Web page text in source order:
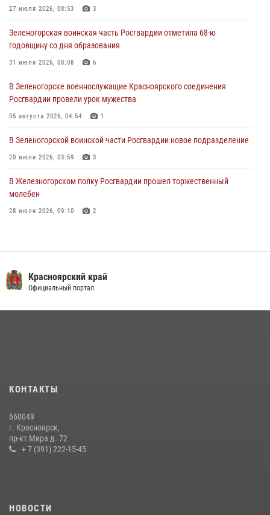
04 августа 2026, 08:36
В Красноярске сотрудники Росгвардии задержали подозреваемого
в серии краж из супермаркета
04 августа 2026, 06:50
Военнослужащие Красноярского соединения Росгвардии
познакомили отдыхающих детей с тонкостями РХБ защиты
03 августа 2026, 13:12 2
27 июля 2026, 08:53 3
Зеленогорская воинская часть Росгвардии отметила 68-ю
годовщину со дня образования
31 июля 2026, 08:08 6
В Зеленогорске военнослужащие Красноярского соединения
Росгвардии провели урок мужества
05 августа 2026, 04:54 1
В Зеленогорской воинской части Росгвардии новое подразделение
20 июля 2026, 03:59 3
В Железногорском полку Росгвардии прошел торжественный
молебен
28 июля 2026, 09:10 2
Железногорские росгвардецы получили в руки легендарное оружие
В Красноярском крае завершился военно-патриотический проект
Красноярскому краю.
10 июля 2026, 06:21
Красноярский край
Официальный портал
КОНТАКТЫ
660049
г. Красноярск,
пр-кт Мира д. 72
+ 7 (391) 222-15-45
НОВОСТИ